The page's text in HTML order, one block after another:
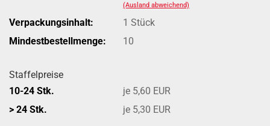
(Ausland abweichend)
Verpackungsinhalt:
1 Stück
Mindestbestellmenge:
10
Staffelpreise
10-24 Stk.
je 5,60 EUR
> 24 Stk.
je 5,30 EUR